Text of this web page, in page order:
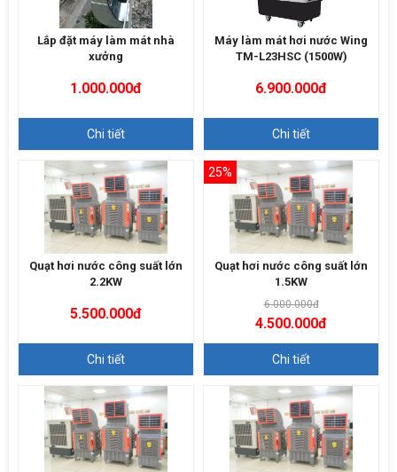
Lắp đặt máy làm mát nhà
xưởng
1.000.000đ
Chi tiết
Máy làm mát hơi nước Wing
TM-L23HSC (1500W)
6.900.000đ
Chi tiết
Quạt hơi nước công suất lớn
2.2KW
5.500.000đ
Chi tiết
25%
Quạt hơi nước công suất lớn
1.5KW
6.000.000đ
4.500.000đ
Chi tiết